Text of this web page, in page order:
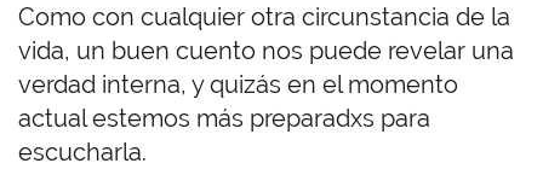
Como con cualquier otra circunstancia de la
vida, un buen cuento nos puede revelar una
verdad interna, y quizás en el momento
actual estemos más preparadxs para
escucharla.